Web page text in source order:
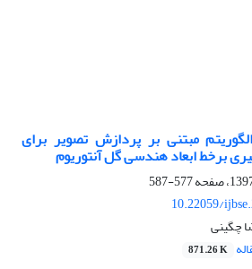
مبتنی بر پردازش تصویر برای
برخط ابعاد هندسی گل آنتوریوم
577-587
10.22059/
چگینی
871.26 K